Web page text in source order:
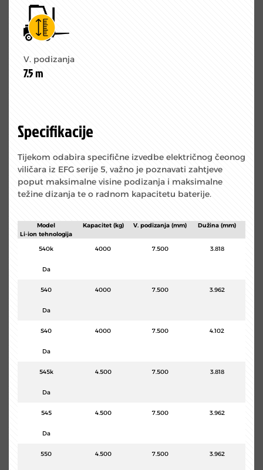
V. podizanja
7.5 m
Specifikacije
Tijekom odabira specifične izvedbe električnog čeonog
viličara iz EFG serije 5, važno je poznavati zahtjeve
poput maksimalne visine podizanja i maksimalne
težine dizanja te o radnom kapacitetu baterije.
Model Kapacitet (kg) V. podizanja (mm)
Dužina (mm)
Li-ion tehnologija
540k
4000 7.500 3.818
Da
540 4000 7.500 3.962
Da
S40 4000 7.500 4.102
Da
545k 4.500 7.500 3.818
Da
545 4.500 7.500 3.962
Da
550 4.500 7.500 3.962